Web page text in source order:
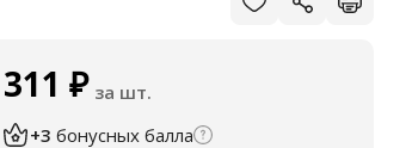
311 ₽ за шт.
+3 бонусных балла